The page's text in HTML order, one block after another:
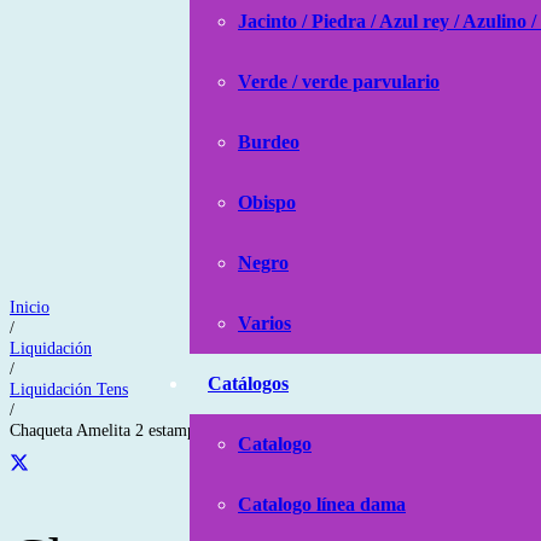
Jacinto / Piedra / Azul rey / Azulino /
Verde / verde parvulario
Burdeo
Obispo
Negro
Varios
Catálogos
Catalogo
Catalogo línea dama
Inicio
/
Liquidación
/
Liquidación Tens
/
Chaqueta Amelita 2 estampados globo jacinto